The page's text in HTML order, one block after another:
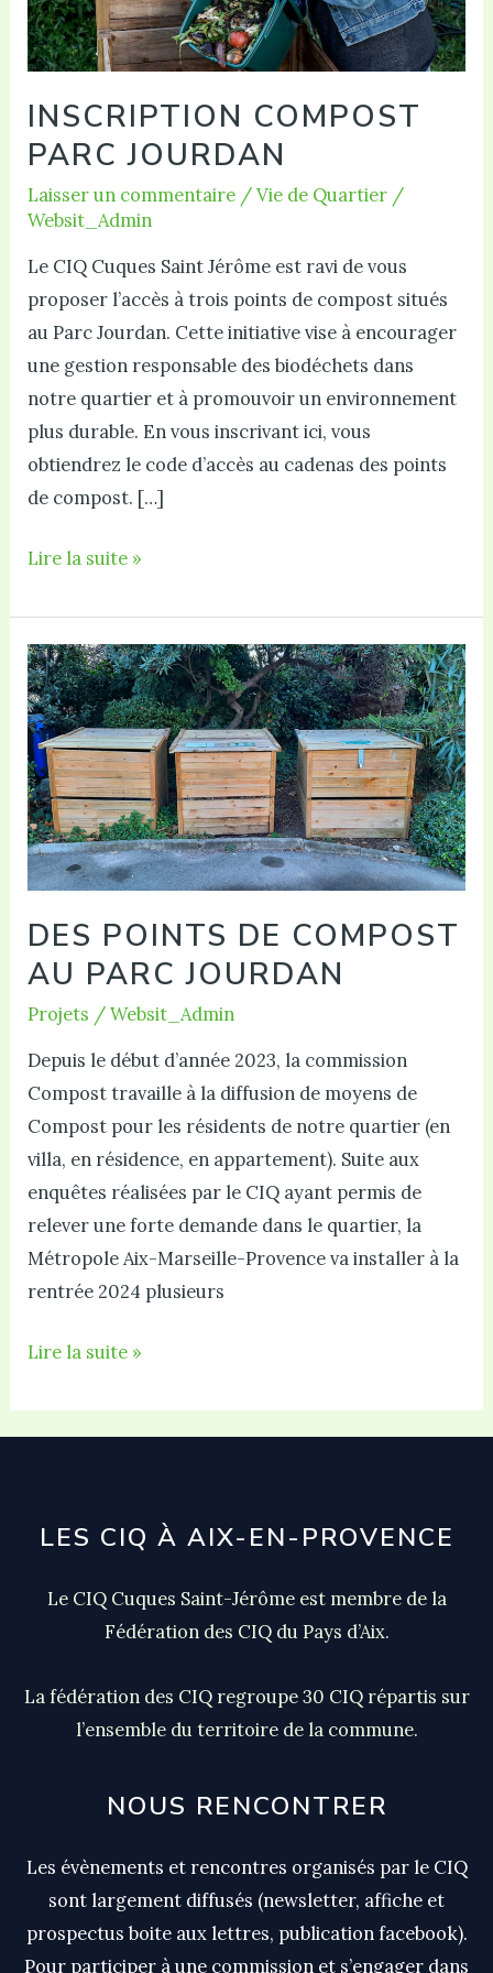
INSCRIPTION COMPOST
PARC JOURDAN
Laisser un commentaire /Vie de Quartier /
Websit_Admin
Le CIQ Cuques Saint Jérôme est ravi de vous
proposer l’accès à trois points de compost situés
au Parc Jourdan. Cette initiative vise à encourager
une gestion responsable des biodéchets dans
notre quartier et à promouvoir un environnement
plus durable. En vous inscrivant ici, vous
obtiendrez le code d’accès au cadenas des points
de compost. […]
Inscription
Parc
Jourdan
Lire la suite »
DES POINTS DE COMPOST
AU PARC JOURDAN
Projets /Websit_Admin
Depuis le début d’année 2023, la commission
Compost travaille à la diffusion de moyens de
Compost pour les résidents de notre quartier (en
villa, en résidence, en appartement). Suite aux
enquêtes réalisées par le CIQ ayant permis de
relever une forte demande dans le quartier, la
Métropole Aix-Marseille-Provence va installer à la
rentrée 2024 plusieurs
Des
de
Jourdan
Lire la suite »
LES CIQ À AIX-EN-PROVENCE
Le CIQ Cuques Saint-Jérôme est membre de la
Fédération des CIQ du Pays d’Aix.
La fédération des CIQ regroupe 30 CIQ répartis sur
l’ensemble du territoire de la commune.
NOUS RENCONTRER
Les évènements et rencontres organisés par le CIQ
sont largement diffusés (newsletter, affiche et
prospectus boite aux lettres, publication facebook).
Pour participer à une commission et s’engager dans